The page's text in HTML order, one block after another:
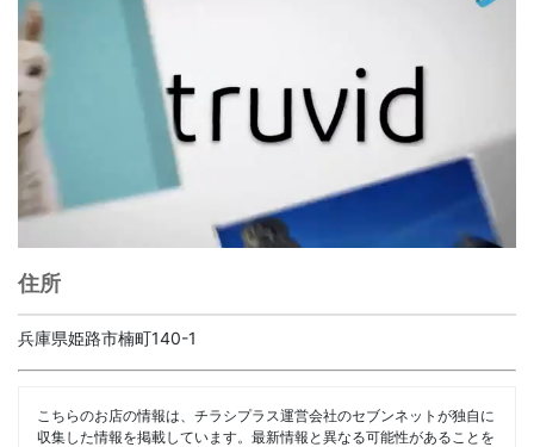
住所
兵庫県姫路市楠町140-1
こちらのお店の情報は、チラシプラス運営会社のセブンネットが独自に
収集した情報を掲載しています。最新情報と異なる可能性があることを